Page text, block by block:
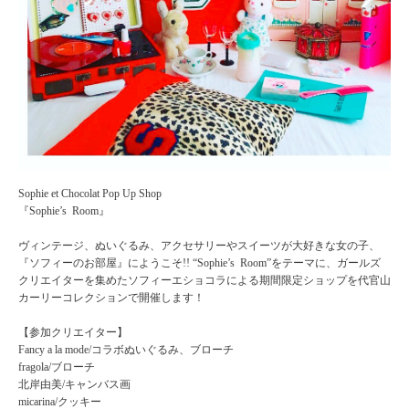
Sophie et Chocolat Pop Up Shop
『Sophie’s Room』
ヴィンテージ、ぬいぐるみ、アクセサリーやスイーツが大好きな女の子、
『ソフィーのお部屋』にようこそ!! “Sophie’s Room”をテーマに、ガールズ
クリエイターを集めたソフィーエショコラによる期間限定ショップを代官山
カーリーコレクションで開催します！
【参加クリエイター】
Fancy a la mode/コラボぬいぐるみ、ブローチ
fragola/ブローチ
北岸由美/キャンバス画
micarina/クッキー